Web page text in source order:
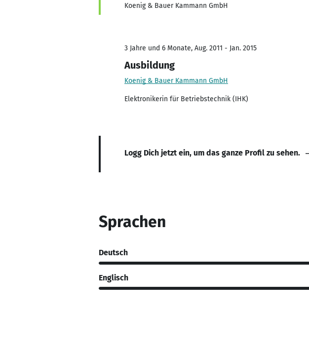
Koenig & Bauer Kammann GmbH
3 Jahre und 6 Monate, Aug. 2011 - Jan. 2015
Ausbildung
Koenig & Bauer Kammann GmbH
Elektronikerin für Betriebstechnik (IHK)
Logg Dich jetzt ein, um das ganze Profil zu sehen.
Sprachen
Deutsch
Englisch